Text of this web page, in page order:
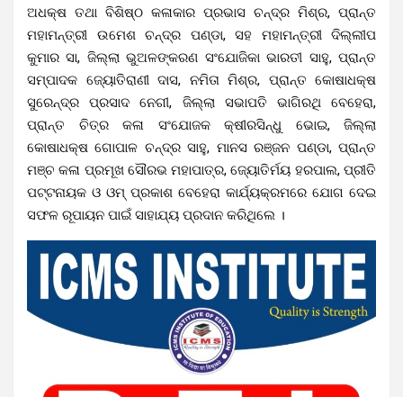
ଅଧକ୍ଷ ତଥା ବିଶିଷ୍ଠ କଳାକାର ପ୍ରଭାସ ଚନ୍ଦ୍ର ମିଶ୍ର, ପ୍ରାନ୍ତ
ମହାମନ୍ତ୍ରୀ ଉମେଶ ଚନ୍ଦ୍ର ପଣ୍ଡା, ସହ ମହାମନ୍ତ୍ରୀ ଦିଲ୍ଲୀପ
କୁମାର ସା, ଜିଲ୍ଲା ଭୁଅଳଙ୍କରଣ ସଂଯୋଜିକା ଭାରତୀ ସାହୁ, ପ୍ରାନ୍ତ
ସମ୍ପାଦକ ଜ୍ୟୋତିରାଣୀ ଦାସ, ନମିତା ମିଶ୍ର, ପ୍ରାନ୍ତ କୋଷାଧକ୍ଷ
ସୁରେନ୍ଦ୍ର ପ୍ରସାଦ ନେଗୀ, ଜିଲ୍ଲା ସଭାପତି ଭାଗିରଥି ବେହେରା,
ପ୍ରାନ୍ତ ଚିତ୍ର କଳା ସଂଯୋଜକ କ୍ଷୀରସିନ୍ଧୁ ଭୋଇ, ଜିଲ୍ଲା
କୋଷାଧକ୍ଷ ଗୋପାଳ ଚନ୍ଦ୍ର ସାହୁ, ମାନସ ରଞ୍ଜନ ପଣ୍ଡା, ପ୍ରାନ୍ତ
ମଞ୍ଚ କଳା ପ୍ରମୂଖ ସୌରଭ ମହାପାତ୍ର, ଜ୍ୟୋତିର୍ମୟ ହରପାଲ, ପ୍ରୀତି
ପଟ୍ଟନାୟକ ଓ ଓମ୍ ପ୍ରକାଶ ବେହେରା କାର୍ଯ୍ୟକ୍ରମରେ ଯୋଗ ଦେଇ
ସଫଳ ରୂପାୟନ ପାଇଁ ସାହାଯ୍ୟ ପ୍ରଦାନ କରିଥିଲେ ।